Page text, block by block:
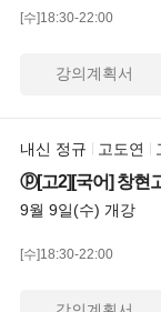
[수]18:30-22:00
강의계획서
내신 정규 고도연
ⓟ[고2][국어] 창현
9월 9일(수) 개강
[수]18:30-22:00